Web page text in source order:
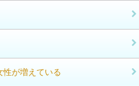
性が増えている